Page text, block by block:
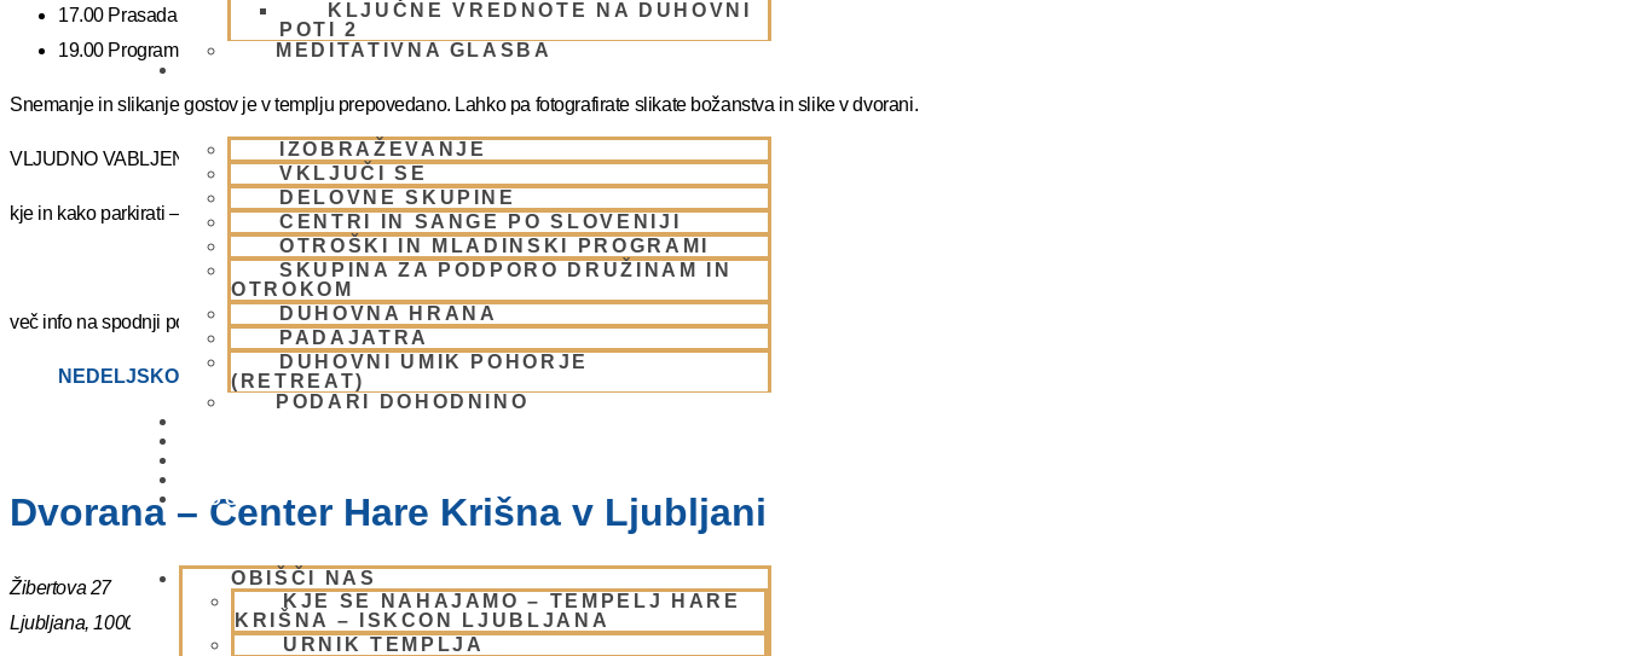
KLJUČNE VREDNOTE NA DUHOVNI
POTI 2
MEDITATIVNA GLASBA
IZOBRAŽEVANJE
VKLJUČI SE
DELOVNE SKUPINE
CENTRI IN SANGE PO SLOVENIJI
OTROŠKI IN MLADINSKI PROGRAMI
SKUPINA ZA PODPORO DRUŽINAM IN
OTROKOM
DUHOVNA HRANA
PADAJATRA
DUHOVNI UMIK POHORJE
(RETREAT)
PODARI DOHODNINO
BLOG
OBIŠČI NAS
KJE SE NAHAJAMO – TEMPELJ HARE
KRIŠNA – ISKCON LJUBLJANA
URNIK TEMPLJA
17.00 Prasadam – vegetarijanska pokušina
19.00 Program plus – duhovna glasba
Snemanje in slikanje gostov je v templju prepovedano. Lahko pa fotografirate slikate božanstva in slike v dvorani.
VLJUDNO VABLJENI
kje in kako parkirati – https://www.harekrisna.net/parkiranje/
več info na spodnji povezavi
NEDELJSKO SREČANJE
Dvorana – Center Hare Krišna v Ljubljani
Žibertova 27
Ljubljana, 1000